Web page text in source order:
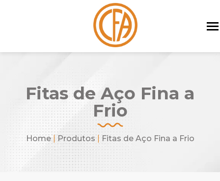
Fitas de Aço Fina a
Frio
Home| Produtos| Fitas de Aço Fina a Frio